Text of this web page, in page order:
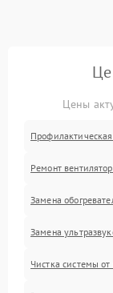
Цены
Профилактическая
Ремонт
Замена
Замена
Чистка системы от